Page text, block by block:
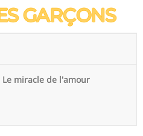
GARÇONS
Le miracle de l'amour